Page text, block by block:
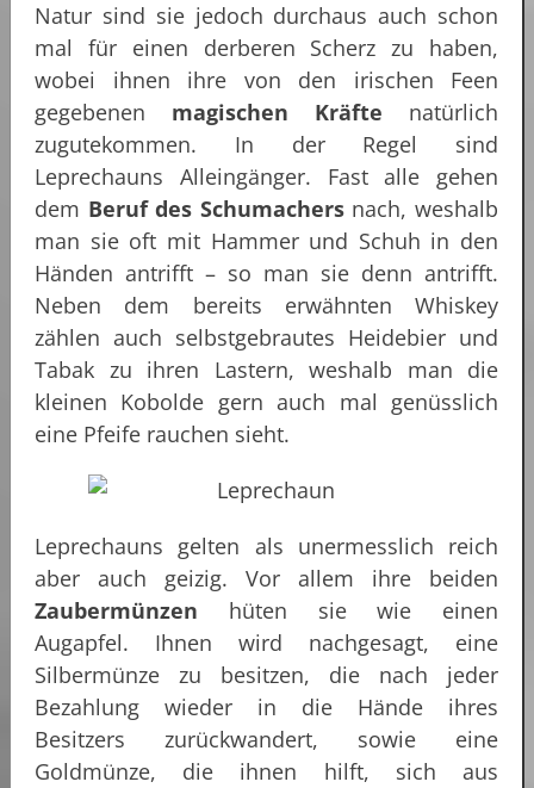
Natur sind sie jedoch durchaus auch schon
mal für einen derberen Scherz zu haben,
wobei ihnen ihre von den irischen Feen
gegebenen magischen Kräfte natürlich
zugutekommen. In der Regel sind
Leprechauns Alleingänger. Fast alle gehen
dem Beruf des Schumachersnach, weshalb
man sie oft mit Hammer und Schuh in den
Händen antrifft – so man sie denn antrifft.
Neben dem bereits erwähnten Whiskey
zählen auch selbstgebrautes Heidebier und
Tabak zu ihren Lastern, weshalb man die
kleinen Kobolde gern auch mal genüsslich
eine Pfeife rauchen sieht.
Leprechauns gelten als unermesslich reich
aber auch geizig. Vor allem ihre beiden
Zaubermünzen hüten sie wie einen
Augapfel. Ihnen wird nachgesagt, eine
Silbermünze zu besitzen, die nach jeder
Bezahlung wieder in die Hände ihres
Besitzers zurückwandert, sowie eine
Goldmünze, die ihnen hilft, sich aus